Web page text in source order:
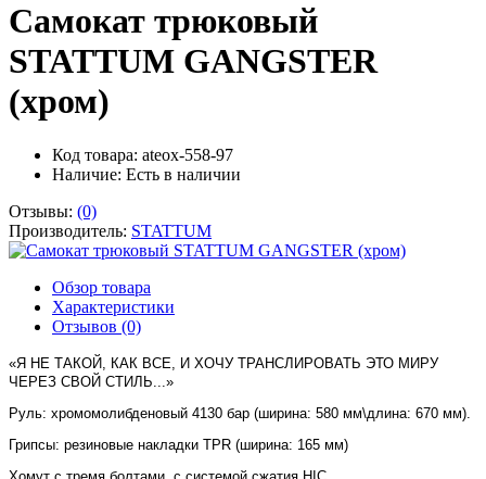
Самокат трюковый
STATTUM GANGSTER
(хром)
Код товара: ateox-558-97
Наличие: Есть в наличии
Отзывы: (0)
Производитель: STATTUM
Обзор товара
Характеристики
Отзывов (0)
«Я НЕ ТАКОЙ, КАК ВСЕ, И ХОЧУ ТРАНСЛИРОВАТЬ ЭТО МИРУ
ЧЕРЕЗ СВОЙ СТИЛЬ...»
Руль: хромомолибденовый 4130 бар (ширина: 580 мм\длина: 670 мм).
Грипсы: резиновые накладки TPR (ширина: 165 мм)